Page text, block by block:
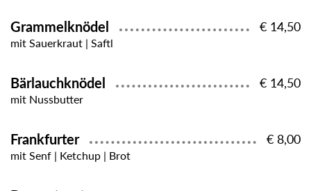
Grammelknödel € 14,50
mit Sauerkraut | Saftl
Bärlauchknödel € 14,50
mit Nussbutter
Frankfurter € 8,00
mit Senf | Ketchup | Brot